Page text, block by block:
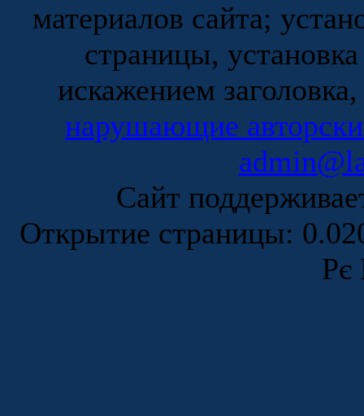
материалов сайта;
страницы,
искажением
нарушающие
Сайт
Открытие страницы:
Рє